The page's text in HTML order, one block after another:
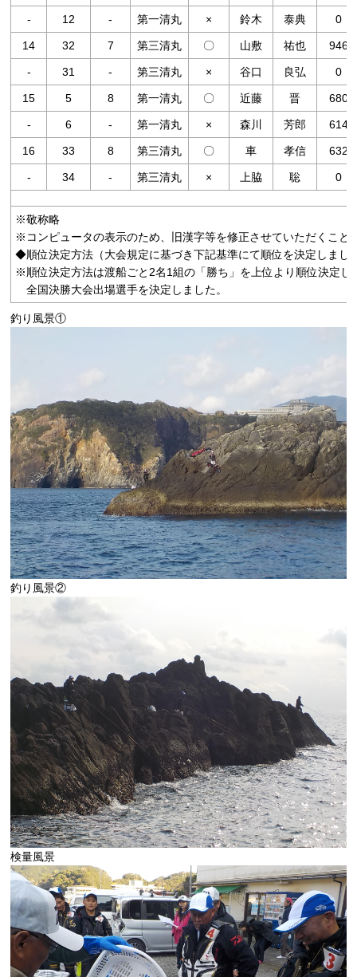
- 12 - 第一清丸 × 鈴木 泰典 0
14 32 7 第三清丸 〇 山敷 祐也 946
- 31 - 第三清丸 × 谷口 良弘 0
15 5 8 第一清丸 〇 近藤 晋 680
- 6 - 第一清丸 × 森川 芳郎 614
16 33 8 第三清丸 〇 車 孝信 632
- 34 - 第三清丸 × 上脇 聡 0
※敬称略
※コンピュータの表示のため、旧漢字等を修正させていただくこと
◆順位決定方法（大会規定に基づき下記基準にて順位を決定しまし
※順位決定方法は渡船ごと2名1組の「勝ち」を上位より順位決定
全国決勝大会出場選手を決定しました。
釣り風景①
釣り風景②
検量風景